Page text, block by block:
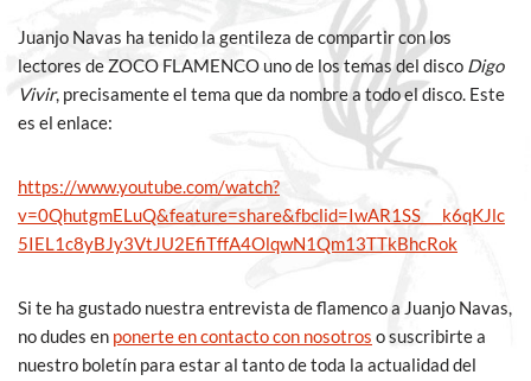
Juanjo Navas ha tenido la gentileza de compartir con los
lectores de ZOCO FLAMENCO uno de los temas del disco Digo
Vivir, precisamente el tema que da nombre a todo el disco. Este
es el enlace:
https://www.youtube.com/watch?
v=0QhutgmELuQ&feature=share&fbclid=IwAR1SS___k6qKJlc
5IEL1c8yBJy3VtJU2EfiTffA4OlqwN1Qm13TTkBhcRok
Si te ha gustado nuestra entrevista de flamenco a Juanjo Navas,
no dudes en ponerte en contacto con nosotros o suscribirte a
nuestro boletín para estar al tanto de toda la actualidad del